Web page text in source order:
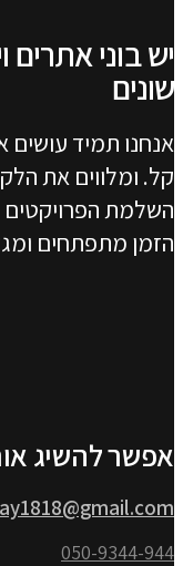
יש בוני
שונים
אנחנו תמיד עושים
קל. ומלווים את
השלמת הפרויקטים
הזמן מתפתחים
אפשר להשיג
050-9344-944